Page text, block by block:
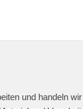
und handeln